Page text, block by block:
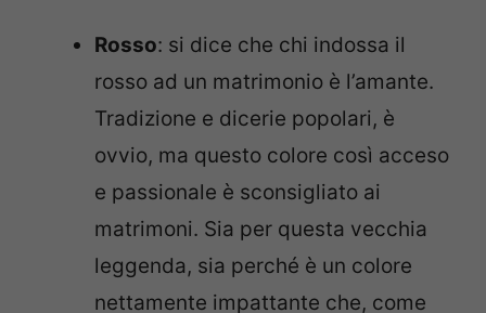
Rosso: si dice che chi indossa il
rosso ad un matrimonio è l’amante.
Tradizione e dicerie popolari, è
ovvio, ma questo colore così acceso
e passionale è sconsigliato ai
matrimoni. Sia per questa vecchia
leggenda, sia perché è un colore
nettamente impattante che, come